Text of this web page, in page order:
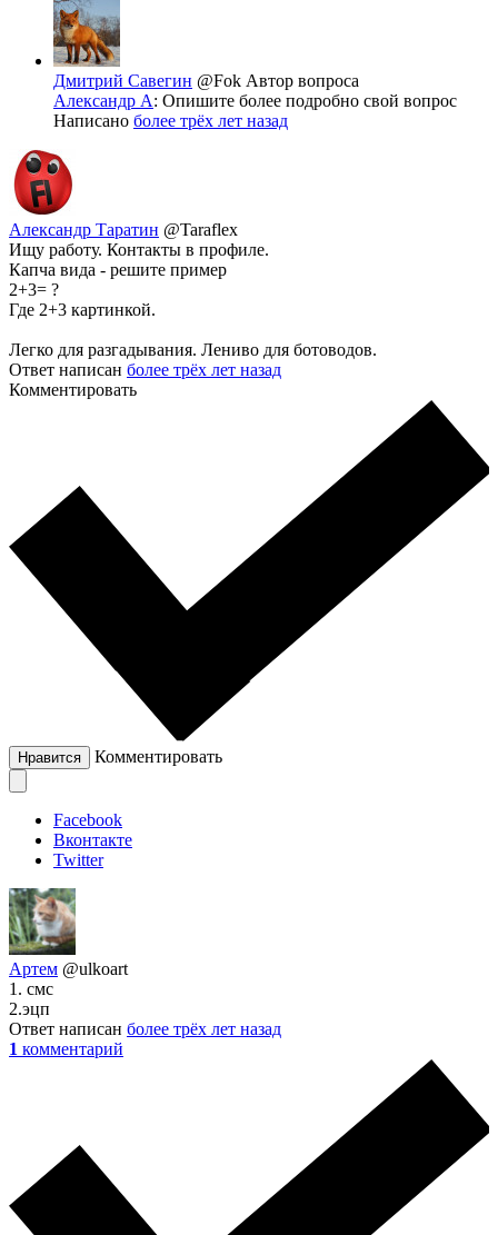
Дмитрий Савегин @Fok Автор вопроса
Александр А: Опишите более подробно свой вопрос
Написано более трёх лет назад
Александр Таратин @Taraflex
Ищу работу. Контакты в профиле.
Капча вида - решите пример
2+3= ?
Где 2+3 картинкой.
Легко для разгадывания. Лениво для ботоводов.
Ответ написан более трёх лет назад
Комментировать
Нравится Комментировать
Facebook
Вконтакте
Twitter
Артем @ulkoart
1. смс
2.эцп
Ответ написан более трёх лет назад
1 комментарий